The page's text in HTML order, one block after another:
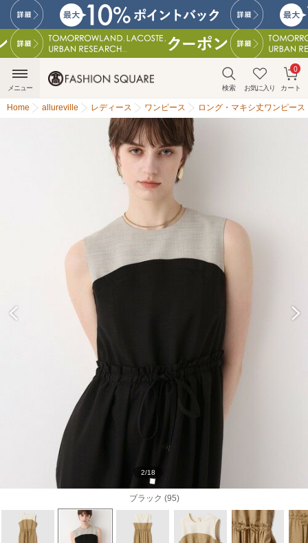
検索 お気に入り カート
0
メニュー
Home allureville レディース ワンピース ロング・マキシ丈ワンピース
ブラック (95)
2/18